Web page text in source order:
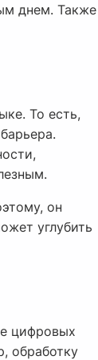
днем. Также
То есть,
он
углубить
цифровых
обработку